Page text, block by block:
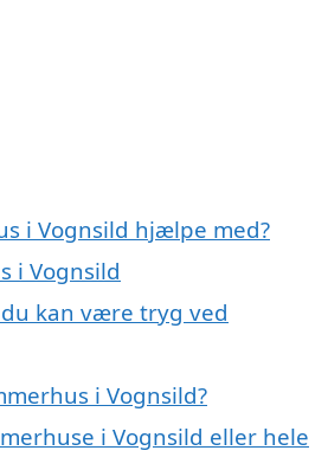
i Vognsild hjælpe med?
i Vognsild
kan være tryg ved
i Vognsild?
i Vognsild eller hele